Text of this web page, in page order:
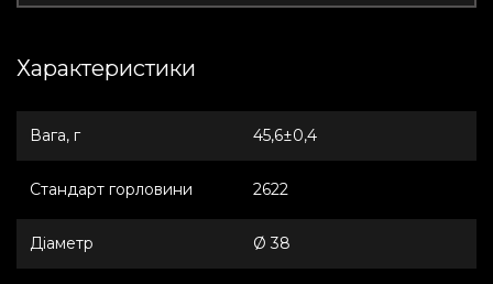
Характеристики
Вага, г 45,6±0,4
Стандарт горловини 2622
Дiаметр Ø 38